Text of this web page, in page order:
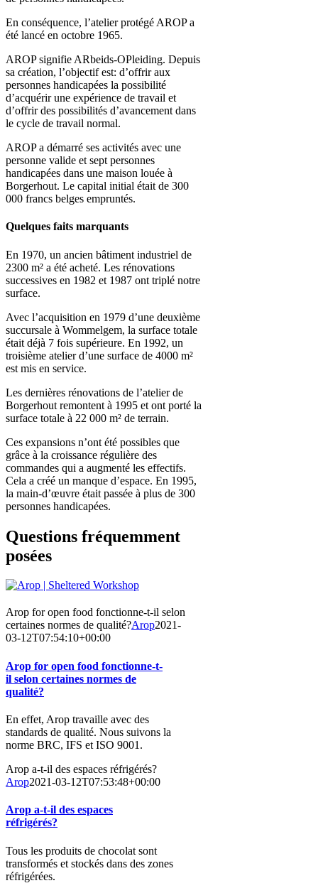
En conséquence, l’atelier protégé AROP a
été lancé en octobre 1965.
AROP signifie ARbeids-OPleiding. Depuis
sa création, l’objectif est: d’offrir aux
personnes handicapées la possibilité
d’acquérir une expérience de travail et
d’offrir des possibilités d’avancement dans
le cycle de travail normal.
AROP a démarré ses activités avec une
personne valide et sept personnes
handicapées dans une maison louée à
Borgerhout. Le capital initial était de 300
000 francs belges empruntés.
Quelques faits marquants
En 1970, un ancien bâtiment industriel de
2300 m² a été acheté. Les rénovations
successives en 1982 et 1987 ont triplé notre
surface.
Avec l’acquisition en 1979 d’une deuxième
succursale à Wommelgem, la surface totale
était déjà 7 fois supérieure. En 1992, un
troisième atelier d’une surface de 4000 m²
est mis en service.
Les dernières rénovations de l’atelier de
Borgerhout remontent à 1995 et ont porté la
surface totale à 22 000 m² de terrain.
Ces expansions n’ont été possibles que
grâce à la croissance régulière des
commandes qui a augmenté les effectifs.
Cela a créé un manque d’espace. En 1995,
la main-d’œuvre était passée à plus de 300
personnes handicapées.
Questions fréquemment
posées
Arop for open food fonctionne-t-il selon
certaines normes de qualité?Arop2021-
03-12T07:54:10+00:00
Arop for open food fonctionne-t-
il selon certaines normes de
qualité?
En effet, Arop travaille avec des
standards de qualité. Nous suivons la
norme BRC, IFS et ISO 9001.
Arop a-t-il des espaces réfrigérés?
Arop2021-03-12T07:53:48+00:00
Arop a-t-il des espaces
réfrigérés?
Tous les produits de chocolat sont
transformés et stockés dans des zones
réfrigérées.